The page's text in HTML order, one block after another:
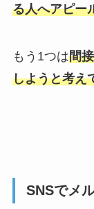
る人へアピー
もう1つは間
しようと考え
SNSでメ